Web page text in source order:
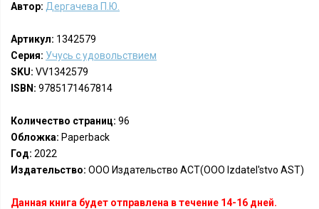
Автор: Дергачева П.Ю.
Артикул: 1342579
Серия: Учусь с удовольствием
SKU: VV1342579
ISBN: 9785171467814
Количество страниц: 96
Обложка: Paperback
Год: 2022
Издательство: ООО Издательство АСТ(OOO Izdatel'stvo AST)
Данная книга будет отправлена в течение 14-16 дней.